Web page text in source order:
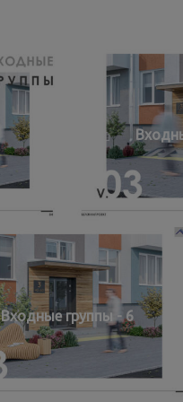
Входные группы - 6